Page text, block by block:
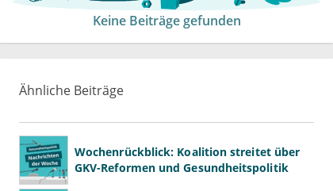
Keine Beiträge gefunden
Ähnliche Beiträge
Wochenrückblick: Koalition streitet über
GKV-Reformen und Gesundheitspolitik